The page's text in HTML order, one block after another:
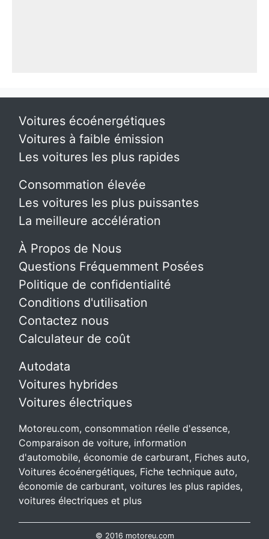
Voitures écoénergétiques
Voitures à faible émission
Les voitures les plus rapides
Consommation élevée
Les voitures les plus puissantes
La meilleure accélération
À Propos de Nous
Questions Fréquemment Posées
Politique de confidentialité
Conditions d'utilisation
Contactez nous
Calculateur de coût
Autodata
Voitures hybrides
Voitures électriques
Motoreu.com, consommation réelle d'essence,
Comparaison de voiture, information
d'automobile, économie de carburant, Fiches auto,
Voitures écoénergétiques, Fiche technique auto,
économie de carburant, voitures les plus rapides,
voitures électriques et plus
© 2016 motoreu.com